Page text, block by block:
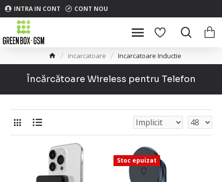
INTRA IN CONT CONT NOU
Incarcatoare Incarcatoare Inductie
Încărcătoare Wireless pentru Telefon
Stoc epuizat